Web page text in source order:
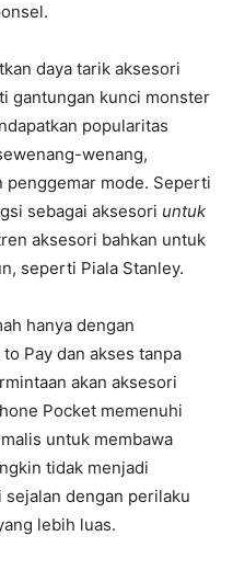
daya tarik aksesori
gantungan kunci monster
popularitas
wenang,
penggemar mode. Seperti
sebagai aksesori untuk
aksesori bahkan untuk
seperti Piala Stanley.
hanya dengan
Pay dan akses tanpa
akan aksesori
Pocket memenuhi
untuk membawa
tidak menjadi
dengan perilaku
lebih luas.